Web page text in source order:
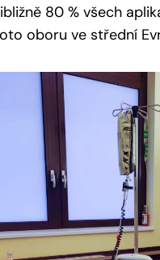
80 % všech
oboru ve střední